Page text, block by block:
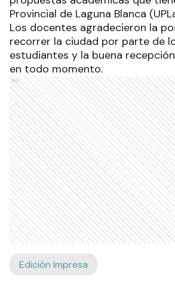
Provincial de Laguna Blanca
Los docentes agradecieron la
recorrer la ciudad por parte de
estudiantes y la buena
en todo momento.
Ads
Edición Impresa